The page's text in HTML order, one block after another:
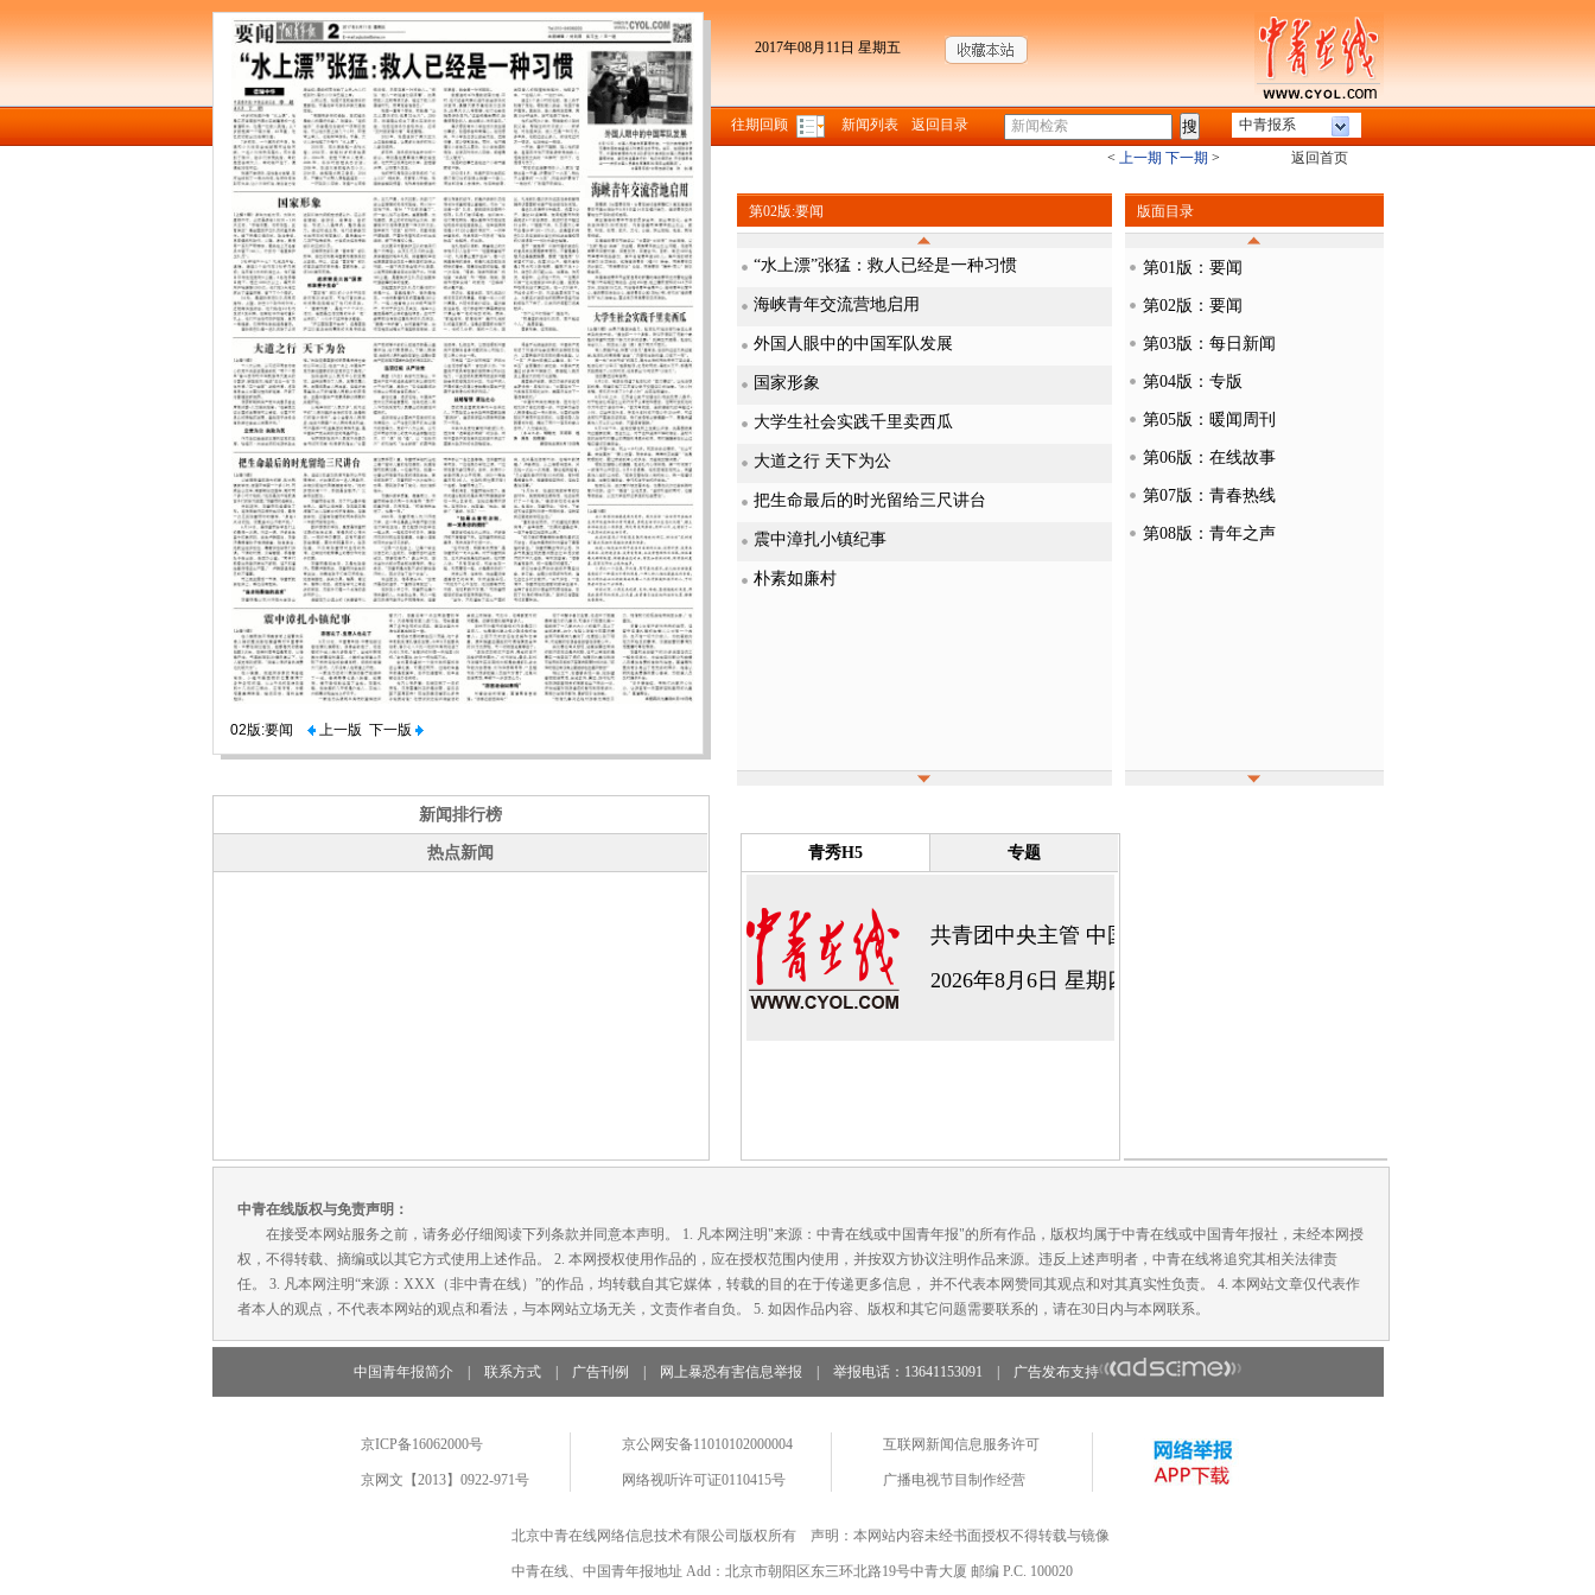
02版:要闻 上一版 下一版
2017年08月11日 星期五
往期回顾 新闻列表 返回目录
中青报系
< 上一期 下一期 > 返回首页
第02版:要闻
“水上漂”张猛：救人已经是一种习惯
海峡青年交流营地启用
外国人眼中的中国军队发展
国家形象
大学生社会实践千里卖西瓜
大道之行 天下为公
把生命最后的时光留给三尺讲台
震中漳扎小镇纪事
朴素如廉村
版面目录
第01版：要闻
第02版：要闻
第03版：每日新闻
第04版：专版
第05版：暖闻周刊
第06版：在线故事
第07版：青春热线
第08版：青年之声
新闻排行榜
热点新闻 青秀H5 专题
中青在线版权与免责声明：
在接受本网站服务之前，请务必仔细阅读下列条款并同意本声明。 1. 凡本网注明"来源：中青在线或中国青年报"的所有作品，版权均属于中青在线或中国青年报社，未经本网授
权，不得转载、摘编或以其它方式使用上述作品。 2. 本网授权使用作品的，应在授权范围内使用，并按双方协议注明作品来源。违反上述声明者，中青在线将追究其相关法律责
任。 3. 凡本网注明“来源：XXX（非中青在线）”的作品，均转载自其它媒体，转载的目的在于传递更多信息， 并不代表本网赞同其观点和对其真实性负责。 4. 本网站文章仅代表作
者本人的观点，不代表本网站的观点和看法，与本网站立场无关，文责作者自负。 5. 如因作品内容、版权和其它问题需要联系的，请在30日内与本网联系。
中国青年报简介 联系方式 广告刊例 网上暴恐有害信息举报 举报电话：13641153091 广告发布支持
京ICP备16062000号
京网文【2013】0922-971号
京公网安备11010102000004
网络视听许可证0110415号
互联网新闻信息服务许可
广播电视节目制作经营
北京中青在线网络信息技术有限公司版权所有 声明：本网站内容未经书面授权不得转载与镜像
中青在线、中国青年报地址 Add：北京市朝阳区东三环北路19号中青大厦 邮编 P.C. 100020